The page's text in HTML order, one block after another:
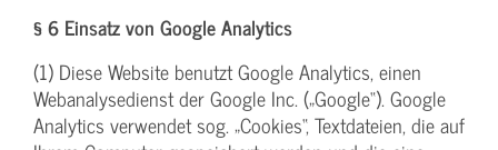
§ 6 Einsatz von Google Analytics
(1) Diese Website benutzt Google Analytics, einen
Webanalysedienst der Google Inc. („Google“). Google
Analytics verwendet sog. „Cookies“, Textdateien, die auf